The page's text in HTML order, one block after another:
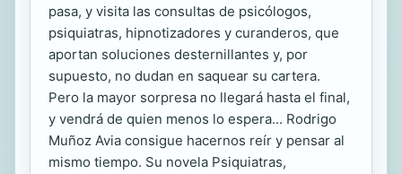
pasa, y visita las consultas de psicólogos,
psiquiatras, hipnotizadores y curanderos, que
aportan soluciones desternillantes y, por
supuesto, no dudan en saquear su cartera.
Pero la mayor sorpresa no llegará hasta el final,
y vendrá de quien menos lo espera... Rodrigo
Muñoz Avia consigue hacernos reír y pensar al
mismo tiempo. Su novela Psiquiatras,